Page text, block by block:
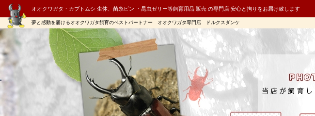
オオクワガタ・カブトムシ 生体、菌糸ビン ・昆虫ゼリー等飼育用品 販売 の専門店 安心と拘りをお届け致します
夢と感動を届けるオオクワガタ飼育のベストパートナー オオクワガタ専門店 ドルクスダンケ